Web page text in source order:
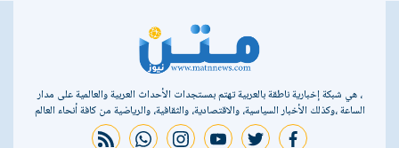
، هي شبكة إخبارية ناطقة بالعربية تهتم بمستجدات الأحداث العربية والعالمية على مدار
الساعة ،وكذلك الأخبار السياسية، والاقتصادية، والثقافية، والرياضية من كافة أنحاء العالم
facebook
twitter
youtube
instagram
whatsapp
rss feed